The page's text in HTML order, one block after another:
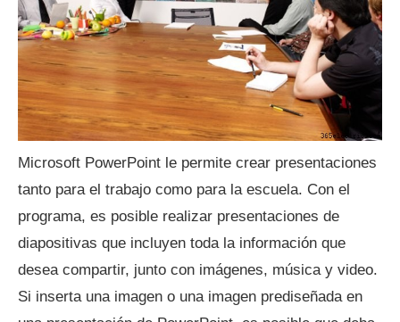
Microsoft PowerPoint le permite crear presentaciones
tanto para el trabajo como para la escuela. Con el
programa, es posible realizar presentaciones de
diapositivas que incluyen toda la información que
desea compartir, junto con imágenes, música y video.
Si inserta una imagen o una imagen prediseñada en